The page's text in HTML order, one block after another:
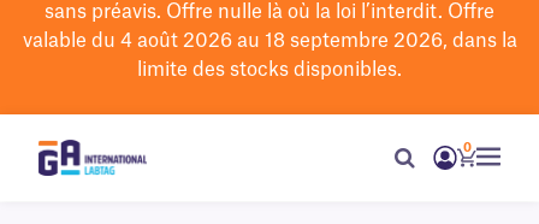
sans préavis. Offre nulle là où la loi l’interdit. Offre
valable du 4 août 2026 au 18 septembre 2026, dans la
limite des stocks disponibles.
0